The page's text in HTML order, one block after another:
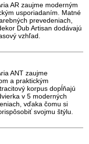
AR zaujme moderným
usporiadaním. Matné
prevedeniach,
Dub Artisan dodávajú
vzhľad.
ANT zaujme
a praktickým
korpus dopĺňajú
v 5 moderných
vďaka čomu si
svojmu štýlu.